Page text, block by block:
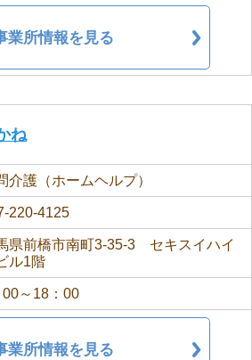
業所情報を見る
ね
介護（ホームヘルプ）
220-4125
県前橋市南町3-35-3 セキスイハイ
ル1階
～18：00
業所情報を見る